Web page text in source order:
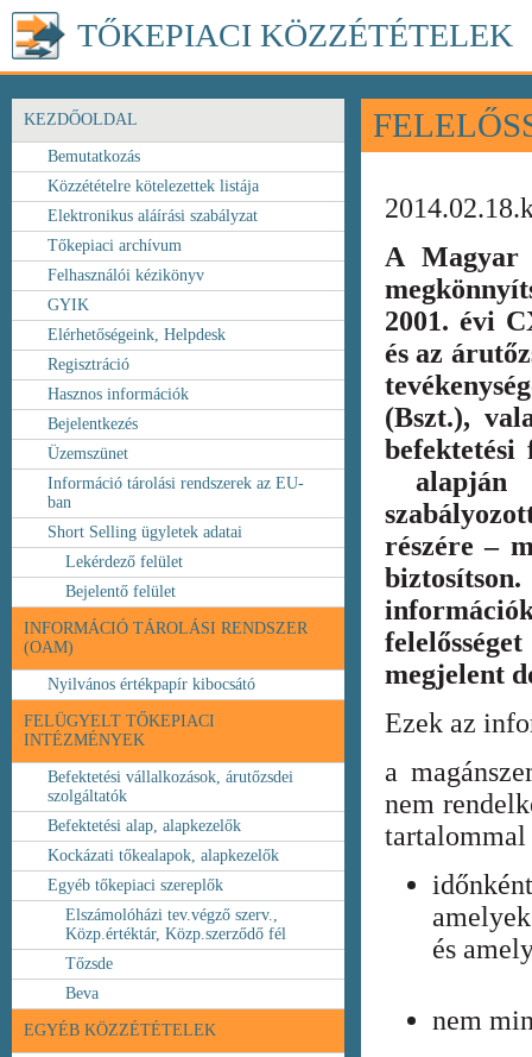
TŐKEPIACI KÖZZÉTÉTELEK
KEZDŐOLDAL
Bemutatkozás
Közzétételre kötelezettek listája
Elektronikus aláírási szabályzat
Tőkepiaci archívum
Felhasználói kézikönyv
GYIK
Elérhetőségeink, Helpdesk
Regisztráció
Hasznos információk
Bejelentkezés
Üzemszünet
Információ tárolási rendszerek az EU-
ban
Short Selling ügyletek adatai
Lekérdező felület
Bejelentő felület
INFORMÁCIÓ TÁROLÁSI RENDSZER
(OAM)
Nyilvános értékpapír kibocsátó
FELÜGYELT TŐKEPIACI
INTÉZMÉNYEK
Befektetési vállalkozások, árutőzsdei
szolgáltatók
Befektetési alap, alapkezelők
Kockázati tőkealapok, alapkezelők
Egyéb tőkepiaci szereplők
Elszámolóházi tev.végző szerv.,
Közp.értéktár, Közp.szerződő fél
Tőzsde
Beva
EGYÉB KÖZZÉTÉTELEK
A Magyar
2001. évi
és az
(Bszt.),
alapján
részére –
megjelent
Ezek az
a
nem
és
nem